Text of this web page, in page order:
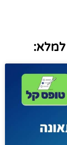
למלא: